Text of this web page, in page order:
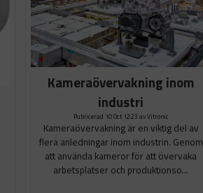
Kameraövervakning inom
industri
Publicerad 10 Oct 12:23 av Vitronic
Kameraövervakning är en viktig del av
flera anledningar inom industrin. Genom
att använda kameror för att övervaka
arbetsplatser och produktionso...